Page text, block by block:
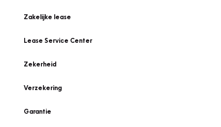
Zakelijke lease
Lease Service Center
Zekerheid
Verzekering
Garantie